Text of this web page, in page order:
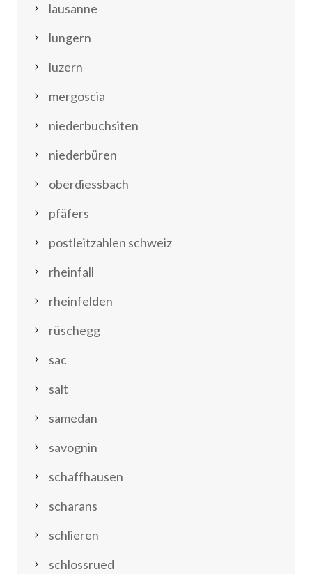
lausanne
lungern
luzern
mergoscia
niederbuchsiten
niederbüren
oberdiessbach
pfäfers
postleitzahlen schweiz
rheinfall
rheinfelden
rüschegg
sac
salt
samedan
savognin
schaffhausen
scharans
schlieren
schlossrued